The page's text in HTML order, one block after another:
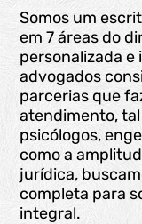
Somos um
em 7 áreas do
personalizada
advogados
parcerias que
atendimento,
psicólogos,
como a
jurídica,
completa para
integral.